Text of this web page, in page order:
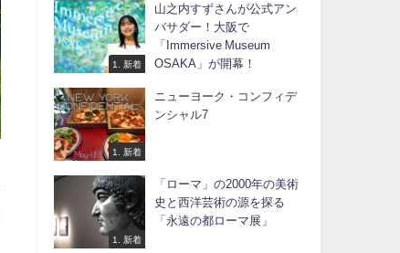
1. 新着
山之内すずさんが公式アン
バサダー！大阪で
「Immersive Museum
OSAKA」が開幕！
1. 新着
ニューヨーク・コンフィデ
ンシャル7
1. 新着
「ローマ」の2000年の美術
史と西洋芸術の源を探る
「永遠の都ローマ展」